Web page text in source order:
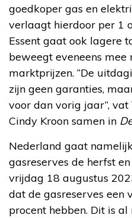
goedkoper gas en
verlaagt hierdoor per 1
Essent gaat ook lagere
beweegt eveneens mee
marktprijzen. “De
zijn geen garanties,
voor dan vorig jaar”,
Cindy Kroon samen in
Nederland gaat
gasreserves de herfst
vrijdag 18 augustus
dat de gasreserves een
procent hebben. Dit is